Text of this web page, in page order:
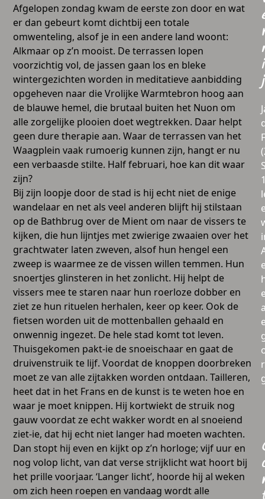
Afgelopen zondag kwam de eerste zon door en wat
er dan gebeurt komt dichtbij een totale
omwenteling, alsof je in een andere land woont:
Alkmaar op z’n mooist. De terrassen lopen
voorzichtig vol, de jassen gaan los en bleke
wintergezichten worden in meditatieve aanbidding
opgeheven naar die Vrolijke Warmtebron hoog aan
de blauwe hemel, die brutaal buiten het Nuon om
alle zorgelijke plooien doet wegtrekken. Daar helpt
geen dure therapie aan. Waar de terrassen van het
Waagplein vaak rumoerig kunnen zijn, hangt er nu
een verbaasde stilte. Half februari, hoe kan dit waar
zijn?
Bij zijn loopje door de stad is hij echt niet de enige
wandelaar en net als veel anderen blijft hij stilstaan
op de Bathbrug over de Mient om naar de vissers te
kijken, die hun lijntjes met zwierige zwaaien over het
grachtwater laten zweven, alsof hun hengel een
zweep is waarmee ze de vissen willen temmen. Hun
snoertjes glinsteren in het zonlicht. Hij helpt de
vissers mee te staren naar hun roerloze dobber en
ziet ze hun rituelen herhalen, keer op keer. Ook de
fietsen worden uit de mottenballen gehaald en
onwennig ingezet. De hele stad komt tot leven.
Thuisgekomen pakt-ie de snoeischaar en gaat de
druivenstruik te lijf. Voordat de knoppen doorbreken
moet ze van alle zijtakken worden ontdaan. Tailleren,
heet dat in het Frans en de kunst is te weten hoe en
waar je moet knippen. Hij kortwiekt de struik nog
gauw voordat ze echt wakker wordt en al snoeiend
ziet-ie, dat hij echt niet langer had moeten wachten.
Dan stopt hij even en kijkt op z’n horloge; vijf uur en
nog volop licht, van dat verse strijklicht wat hoort bij
het prille voorjaar. ‘Langer licht’, hoorde hij al weken
om zich heen roepen en vandaag wordt alle
i
j